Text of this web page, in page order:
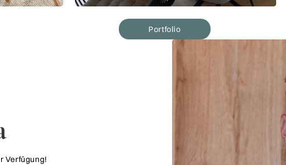
Portfolio
Verfügung!